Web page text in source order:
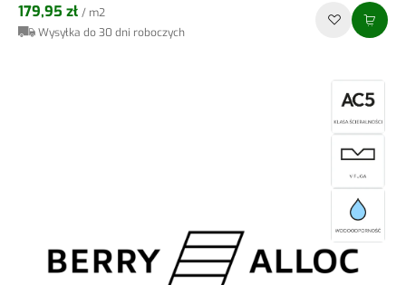
179,95 zł / m2
Wysyłka do 30 dni roboczych